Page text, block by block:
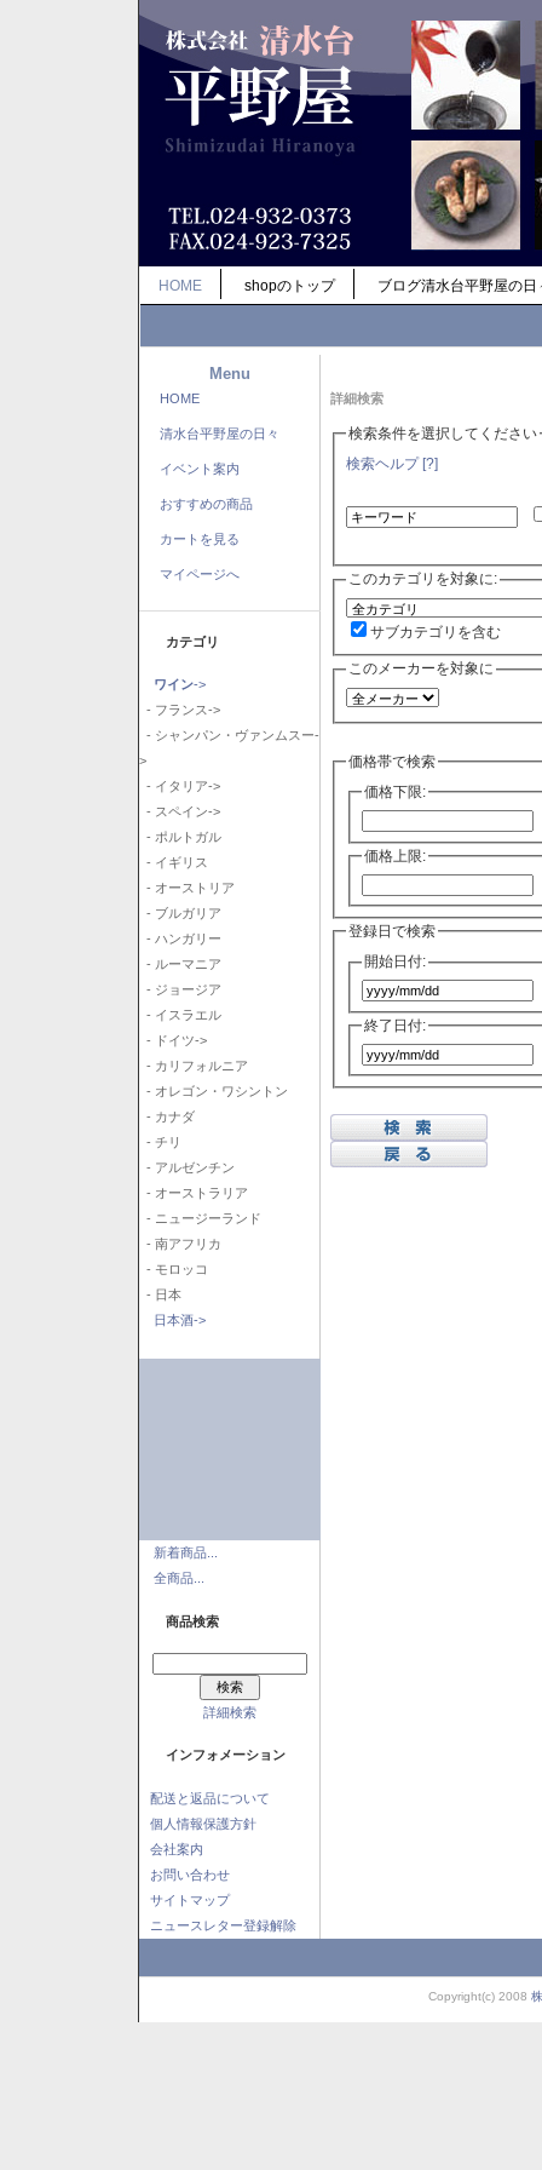
HOME shopのトップ ブログ清水台平野屋の日
Menu
HOME
清水台平野屋の日々
イベント案内
おすすめの商品
カートを見る
マイページへ
カテゴリ
ワイン->
- フランス->
- シャンパン・ヴァンムスー-
>
- イタリア->
- スペイン->
- ポルトガル
- イギリス
- オーストリア
- ブルガリア
- ハンガリー
- ルーマニア
- ジョージア
- イスラエル
- ドイツ->
- カリフォルニア
- オレゴン・ワシントン
- カナダ
- チリ
- アルゼンチン
- オーストラリア
- ニュージーランド
- 南アフリカ
- モロッコ
- 日本
日本酒->
新着商品...
全商品...
商品検索
詳細検索
インフォメーション
配送と返品について
個人情報保護方針
会社案内
お問い合わせ
サイトマップ
ニュースレター登録解除
詳細検索
検索条件を選択してください
検索ヘルプ [?]
このカテゴリを対象に:
サブカテゴリを含む
このメーカーを対象に
価格帯で検索
価格下限:
価格上限:
登録日で検索
開始日付:
終了日付:
Copyright(c) 2008